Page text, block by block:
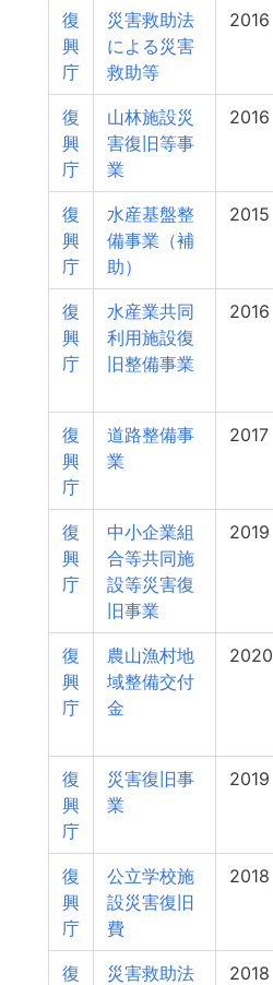
復
興
庁
災害救助法
による災害
救助等
2016
復
興
庁
山林施設災
害復旧等事
業
2016
復
興
庁
水産基盤整
備事業（補
助）
2015
復
興
庁
水産業共同
利用施設復
旧整備事業
2016
復
興
庁
道路整備事
業
2017
復
興
庁
中小企業組
合等共同施
設等災害復
旧事業
2019
復
興
庁
農山漁村地
域整備交付
金
2020
復
興
庁
災害復旧事
業
2019
復
興
庁
公立学校施
設災害復旧
費
2018
復
災害救助法
2018